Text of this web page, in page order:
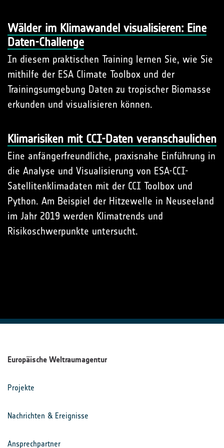
Wälder im Klimawandel visualisieren: Eine
Daten-Challenge
In diesem praktischen Training lernen Sie, wie Sie
mithilfe der ESA Climate Toolbox und der
Trainingsumgebung Daten zu tropischer Biomasse
erkunden und visualisieren können.
Klimarisiken mit CCI-Daten veranschaulichen
Eine anfängerfreundliche, praxisnahe Einführung in
die Analyse und Visualisierung von ESA-CCI-
Satellitenklimadaten mit der CCI Toolbox und
Python. Am Beispiel der Hitzewelle in Neuseeland
im Jahr 2019 werden Klimatrends und
Risikoschwerpunkte untersucht.
Europäische Weltraumagentur
Projekte
Nachrichten & Ereignisse
Ansprechpartner